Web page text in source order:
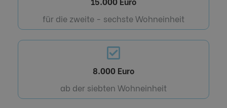
für die zweite - sechste Wohneinheit
8.000 Euro
ab der siebten Wohneinheit